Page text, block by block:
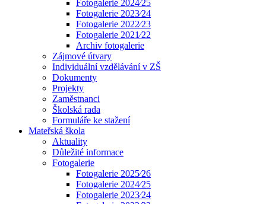
Fotogalerie 2024⁄25
Fotogalerie 2023⁄24
Fotogalerie 2022⁄23
Fotogalerie 2021⁄22
Archiv fotogalerie
Zájmové útvary
Individuální vzdělávání v ZŠ
Dokumenty
Projekty
Zaměstnanci
Školská rada
Formuláře ke stažení
Mateřská škola
Aktuality
Důležité informace
Fotogalerie
Fotogalerie 2025⁄26
Fotogalerie 2024⁄25
Fotogalerie 2023⁄24